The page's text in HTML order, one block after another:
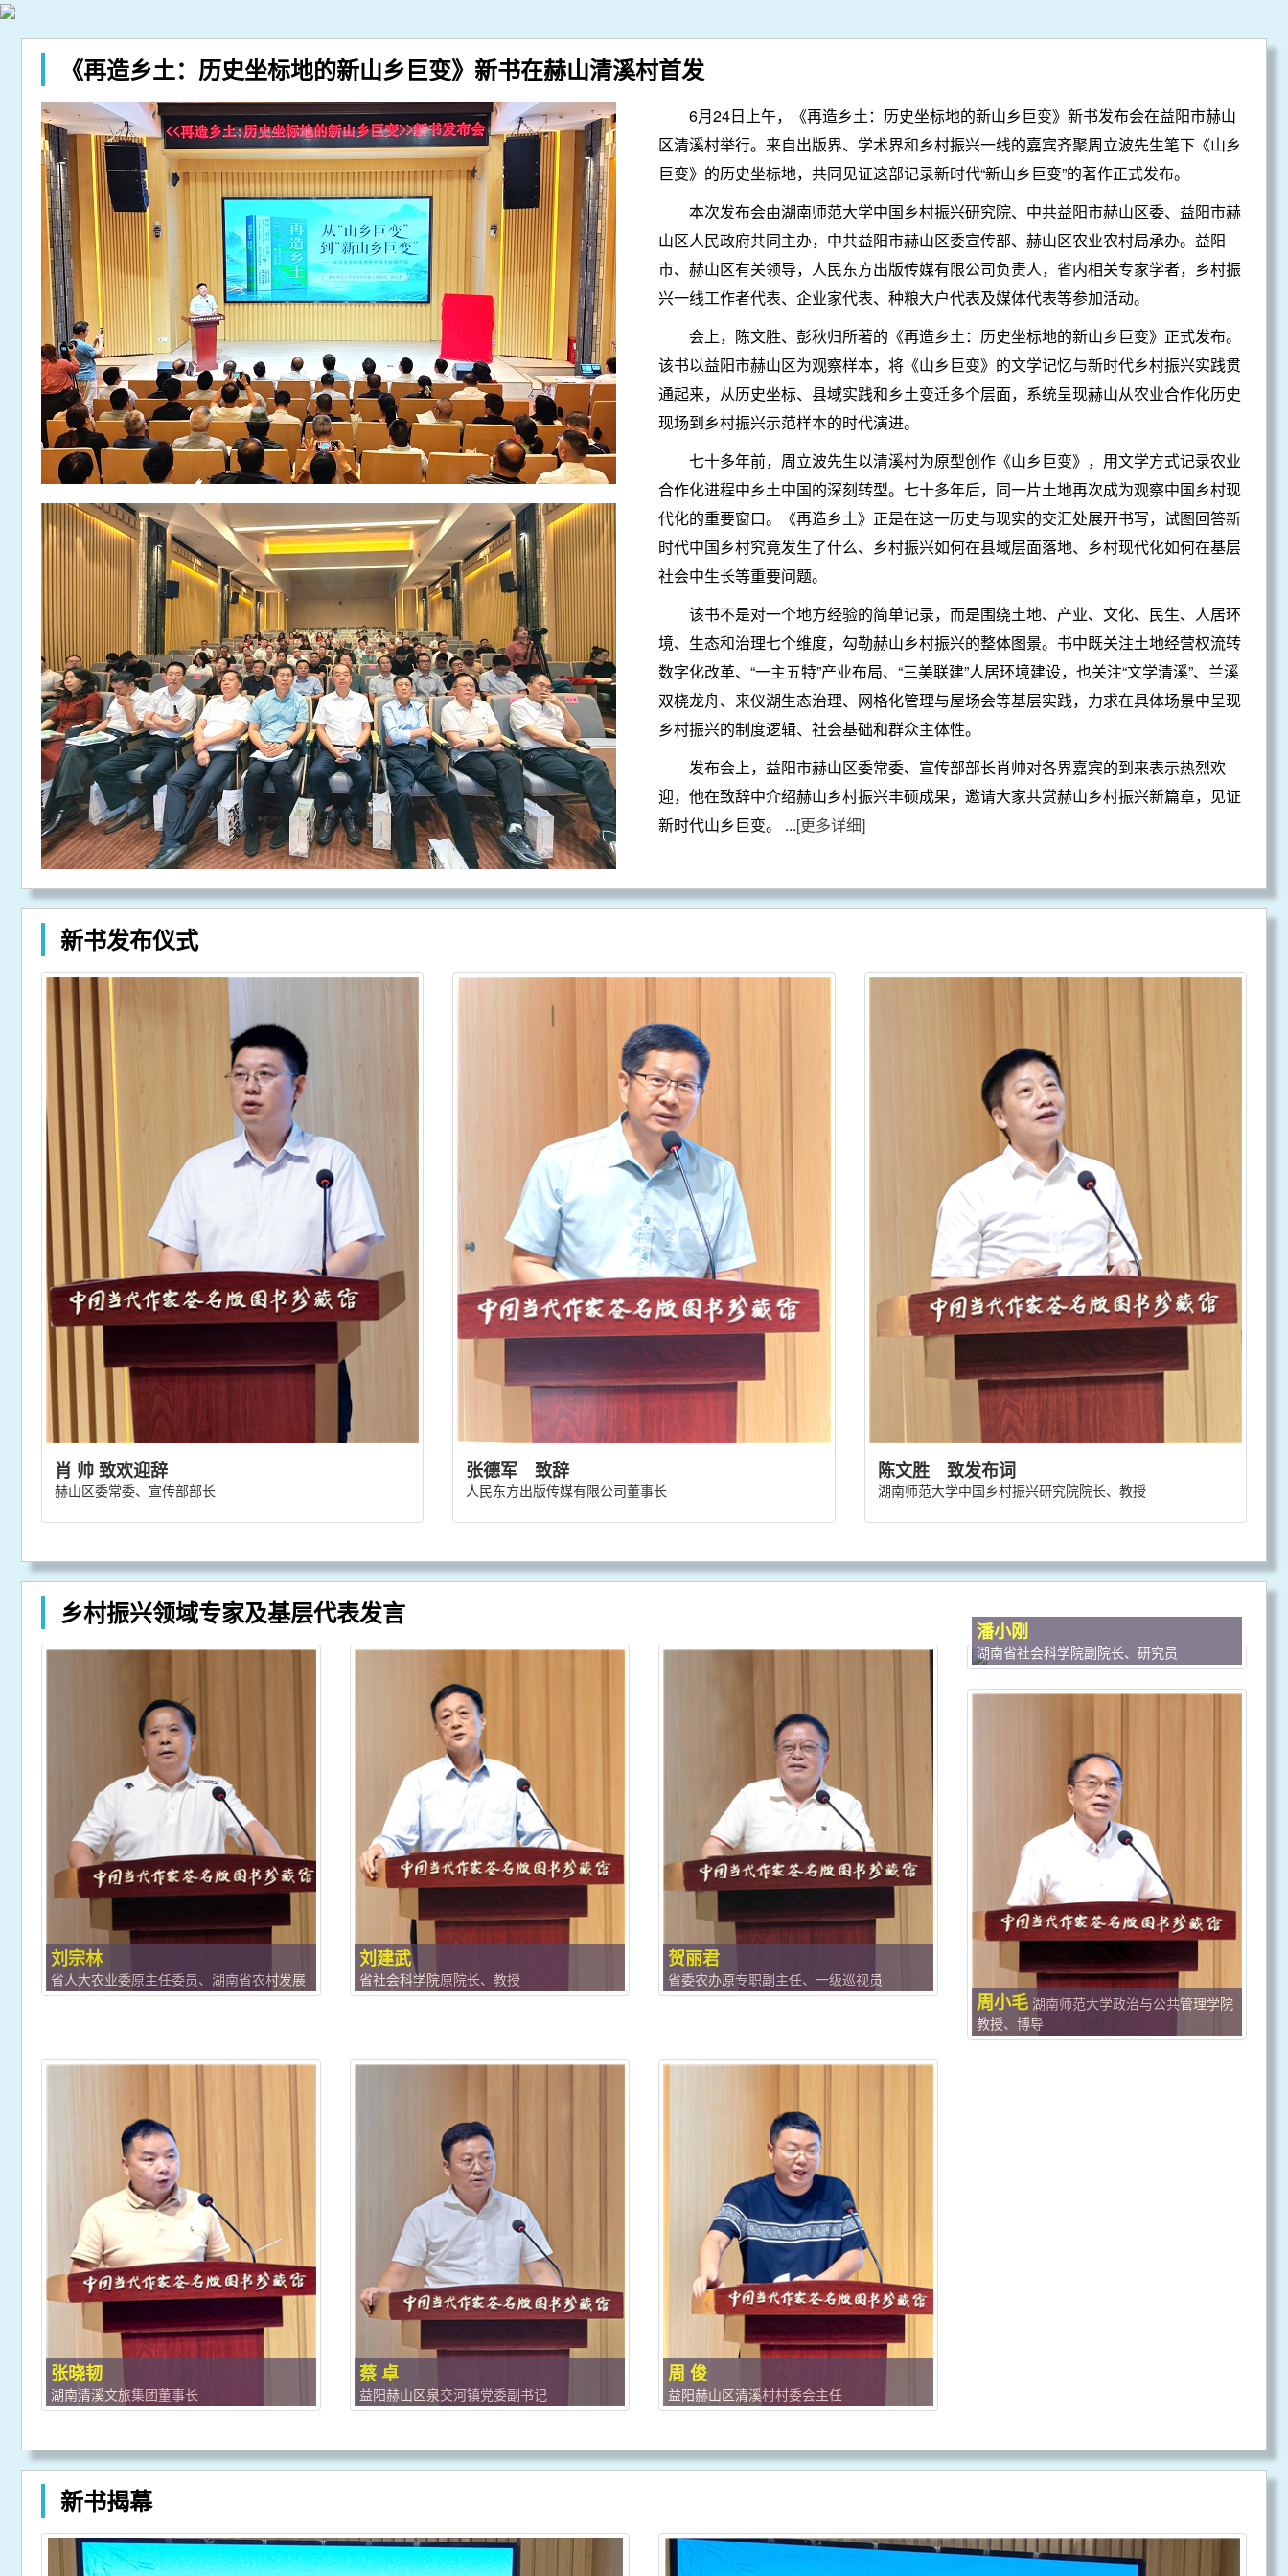
《再造乡土：历史坐标地的新山乡巨变》新书在赫山清溪村首发
6月24日上午，《再造乡土：历史坐标地的新山乡巨变》新书发布会在益阳市赫山
区清溪村举行。来自出版界、学术界和乡村振兴一线的嘉宾齐聚周立波先生笔下《山乡
巨变》的历史坐标地，共同见证这部记录新时代“新山乡巨变”的著作正式发布。
本次发布会由湖南师范大学中国乡村振兴研究院、中共益阳市赫山区委、益阳市赫
山区人民政府共同主办，中共益阳市赫山区委宣传部、赫山区农业农村局承办。益阳
市、赫山区有关领导，人民东方出版传媒有限公司负责人，省内相关专家学者，乡村振
兴一线工作者代表、企业家代表、种粮大户代表及媒体代表等参加活动。
会上，陈文胜、彭秋归所著的《再造乡土：历史坐标地的新山乡巨变》正式发布。
该书以益阳市赫山区为观察样本，将《山乡巨变》的文学记忆与新时代乡村振兴实践贯
通起来，从历史坐标、县域实践和乡土变迁多个层面，系统呈现赫山从农业合作化历史
现场到乡村振兴示范样本的时代演进。
七十多年前，周立波先生以清溪村为原型创作《山乡巨变》，用文学方式记录农业
合作化进程中乡土中国的深刻转型。七十多年后，同一片土地再次成为观察中国乡村现
代化的重要窗口。《再造乡土》正是在这一历史与现实的交汇处展开书写，试图回答新
时代中国乡村究竟发生了什么、乡村振兴如何在县域层面落地、乡村现代化如何在基层
社会中生长等重要问题。
该书不是对一个地方经验的简单记录，而是围绕土地、产业、文化、民生、人居环
境、生态和治理七个维度，勾勒赫山乡村振兴的整体图景。书中既关注土地经营权流转
数字化改革、“一主五特”产业布局、“三美联建”人居环境建设，也关注“文学清溪”、兰溪
双桡龙舟、来仪湖生态治理、网格化管理与屋场会等基层实践，力求在具体场景中呈现
乡村振兴的制度逻辑、社会基础和群众主体性。
发布会上，益阳市赫山区委常委、宣传部部长肖帅对各界嘉宾的到来表示热烈欢
迎，他在致辞中介绍赫山乡村振兴丰硕成果，邀请大家共赏赫山乡村振兴新篇章，见证
新时代山乡巨变。 ...[更多详细]
新书发布仪式
肖 帅 致欢迎辞
赫山区委常委、宣传部部长
张德军 致辞
人民东方出版传媒有限公司董事长
陈文胜 致发布词
湖南师范大学中国乡村振兴研究院院长、教授
乡村振兴领域专家及基层代表发言
刘宗林
省人大农业委原主任委员、湖南省农村发展
研究院院长
刘建武
省社会科学院原院长、教授
贺丽君
省委农办原专职副主任、一级巡视员
潘小刚
湖南省社会科学院副院长、研究员
周小毛 湖南师范大学政治与公共管理学院
教授、博导
张晓韧
湖南清溪文旅集团董事长
蔡 卓
益阳赫山区泉交河镇党委副书记
周 俊
益阳赫山区清溪村村委会主任
新书揭幕